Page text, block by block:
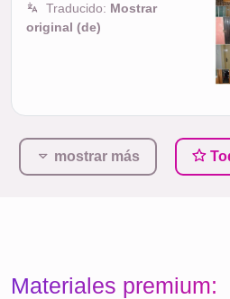
Traducido: Mostrar
original (de)
mostrar más
Materiales premium: